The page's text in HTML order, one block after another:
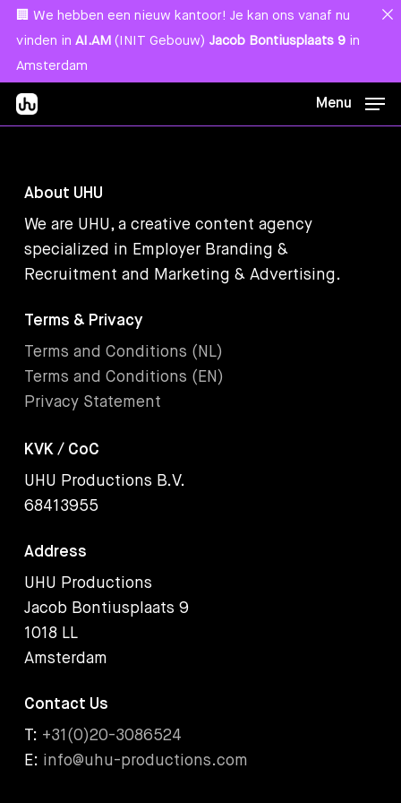
Skip
main
content
Menu
About UHU
We are UHU, a creative content agency
specialized in Employer Branding &
Recruitment and Marketing & Advertising.
Terms & Privacy
Terms and Conditions (NL)
Terms and Conditions (EN)
Privacy Statement
KVK / CoC
UHU Productions B.V.
68413955
Address
UHU Productions
Jacob Bontiusplaats 9
1018 LL
Amsterdam
Contact Us
T: +31(0)20-3086524
E: info@uhu-productions.com
Menu
🏢 We hebben een nieuw kantoor! Je kan ons vanaf nu
vinden in AI.AM (INIT Gebouw) Jacob Bontiusplaats 9 in
Amsterdam